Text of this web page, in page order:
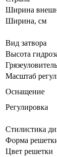
Ширина
Ширина, см
Вид затвора
Высота
Грязеуловитель
Масштаб
Оснащение
Регулировка
Стилистика
Форма
Цвет решетки